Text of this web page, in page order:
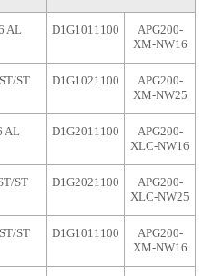
AL D1G1011100
APG200-
XM-NW16
ST D1G1021100
APG200-
XM-NW25
AL D1G2011100
APG200-
XLC-NW16
ST D1G2021100
APG200-
XLC-NW25
ST D1G1011100
APG200-
XM-NW16